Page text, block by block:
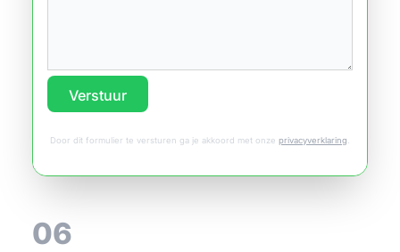
Verstuur
Door dit formulier te versturen ga je akkoord met onze privacyverklaring
06